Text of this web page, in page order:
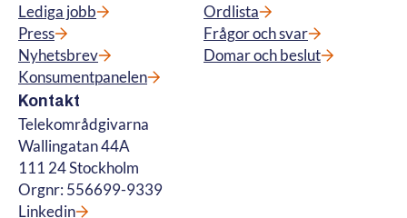
Lediga jobb
Press
Nyhetsbrev
Konsumentpanelen
Ordlista
Frågor och svar
Domar och beslut
Kontakt
Telekområdgivarna
Wallingatan 44A
111 24 Stockholm
Orgnr: 556699-9339
Linkedin